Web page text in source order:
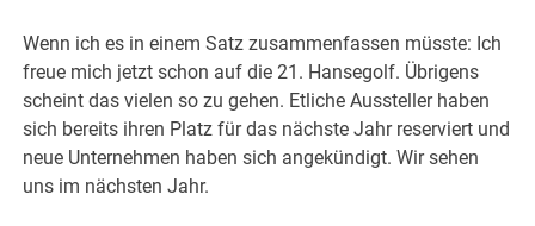
Wenn ich es in einem Satz zusammenfassen müsste: Ich
freue mich jetzt schon auf die 21. Hansegolf. Übrigens
scheint das vielen so zu gehen. Etliche Aussteller haben
sich bereits ihren Platz für das nächste Jahr reserviert und
neue Unternehmen haben sich angekündigt. Wir sehen
uns im nächsten Jahr.